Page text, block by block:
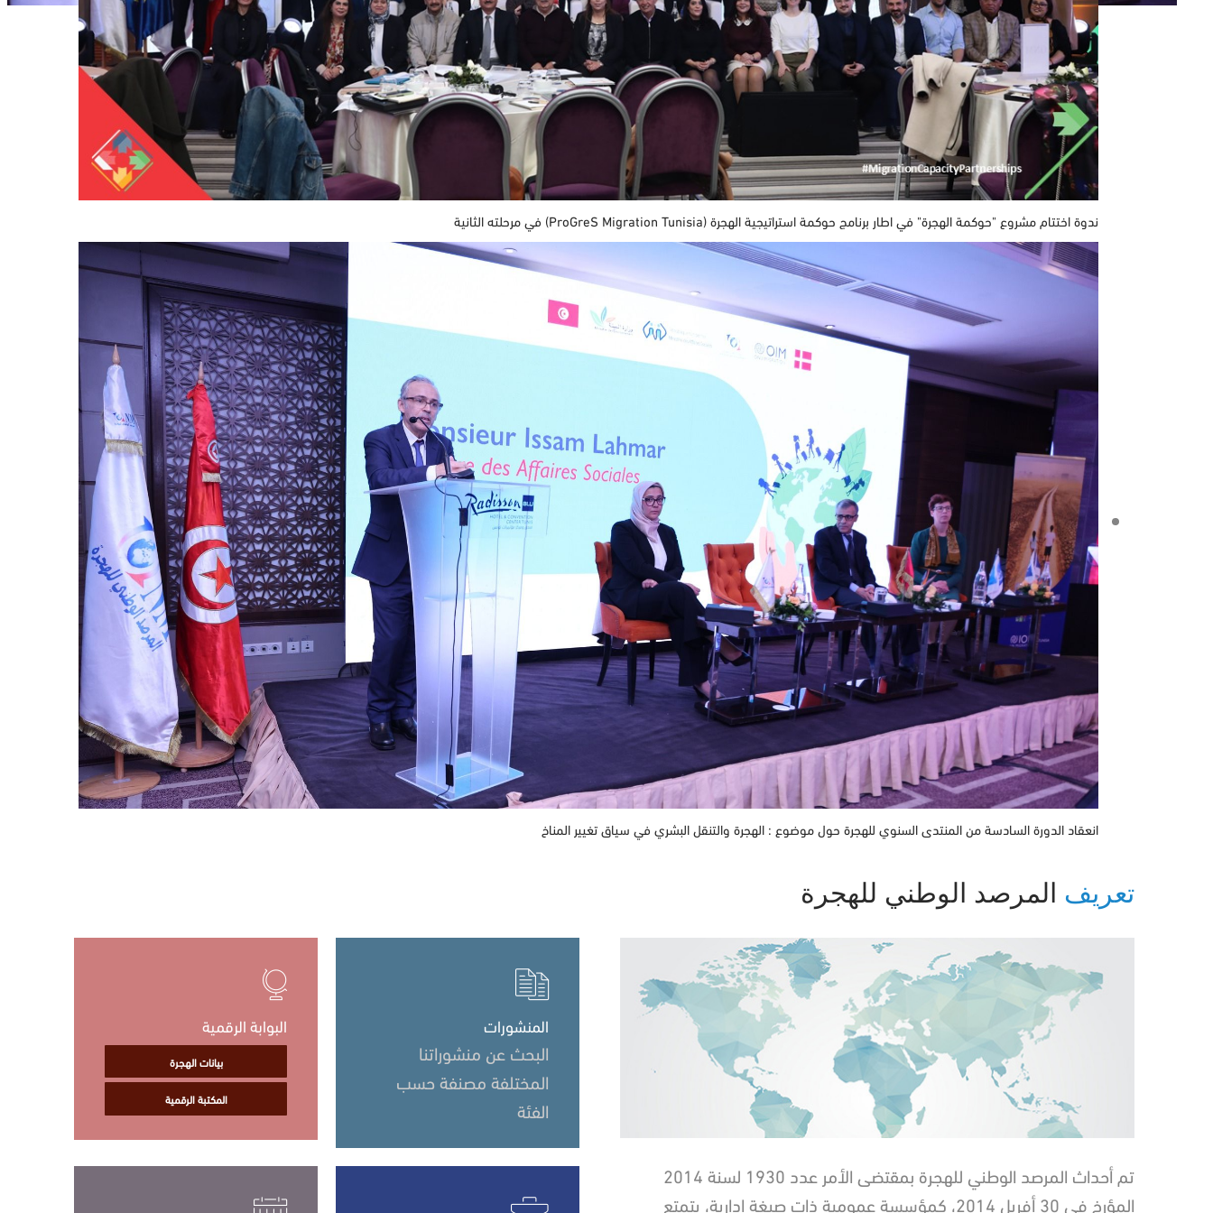
ندوة اختتام مشروع "حوكمة الهجرة" في اطار برنامج حوكمة استراتيجية الهجرة (ProGreS Migration Tunisia) في مرحلته الثانية
انعقاد الدورة السادسة من المنتدى السنوي للهجرة حول موضوع : الهجرة والتنقل البشري في سياق تغيير المناخ
تعريف المرصد الوطني للهجرة
تم أحداث المرصد الوطني للهجرة بمقتضى الأمر عدد 1930 لسنة 2014
المؤرخ في 30 أفريل 2014، كمؤسسة عمومية ذات صبغة إدارية، يتمتع
المنشورات
البحث عن منشوراتنا
المختلفة مصنفة حسب
الفئة
البوابة الرقمية
بيانات الهجرة
المكتبة الرقمية